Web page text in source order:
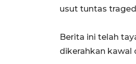
usut tuntas
Berita ini telah
dikerahkan kawal